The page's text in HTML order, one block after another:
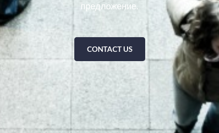
предложение.
CONTACT US